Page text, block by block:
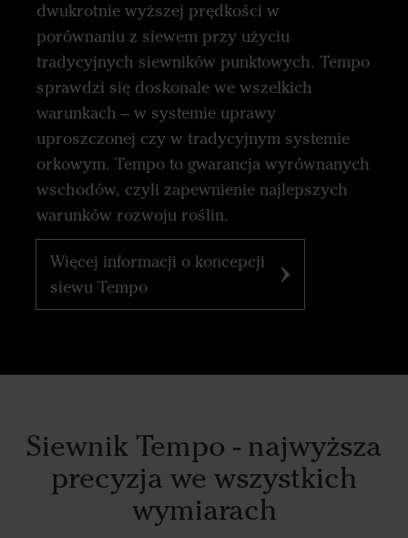
dwukrotnie wyższej prędkości w
porównaniu z siewem przy użyciu
tradycyjnych siewników punktowych. Tempo
sprawdzi się doskonale we wszelkich
warunkach – w systemie uprawy
uproszczonej czy w tradycyjnym systemie
orkowym. Tempo to gwarancja wyrównanych
wschodów, czyli zapewnienie najlepszych
warunków rozwoju roślin.
Więcej informacji o koncepcji
siewu Tempo
Siewnik Tempo - najwyższa
precyzja we wszystkich
wymiarach